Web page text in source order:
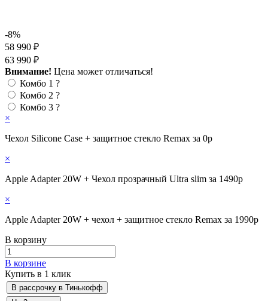
-8%
58 990 ₽
63 990 ₽
Внимание! Цена может отличаться!
Комбо 1 ?
Комбо 2 ?
Комбо 3 ?
×
Чехол Silicone Case + защитное стекло Remax за 0р
×
Apple Adapter 20W + Чехол прозрачный Ultra slim за 1490р
×
Apple Adapter 20W + чехол + защитное стекло Remax за 1990р
В корзину
В корзине
Купить в 1 клик